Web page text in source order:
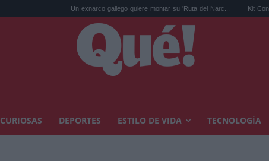
Un exnarco gallego quiere montar su 'Ruta del Narc... Kit Connor será
CURIOSAS DEPORTES ESTILO DE VIDA TECNOLOGÍA